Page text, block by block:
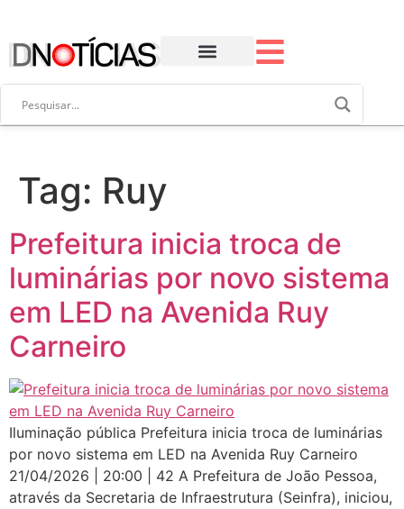
Tag: Ruy
Prefeitura inicia troca de
luminárias por novo sistema
em LED na Avenida Ruy
Carneiro
Iluminação pública Prefeitura inicia troca de luminárias
por novo sistema em LED na Avenida Ruy Carneiro
21/04/2026 | 20:00 | 42 A Prefeitura de João Pessoa,
através da Secretaria de Infraestrutura (Seinfra), iniciou,